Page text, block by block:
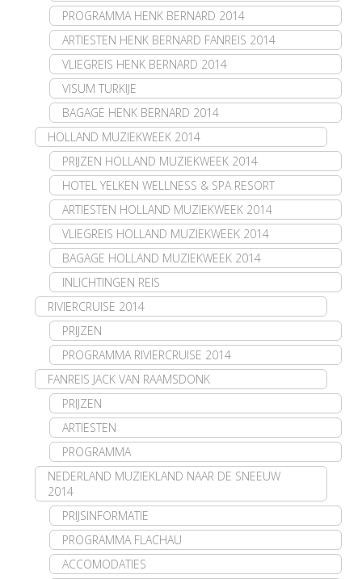
PROGRAMMA HENK BERNARD 2014
ARTIESTEN HENK BERNARD FANREIS 2014
VLIEGREIS HENK BERNARD 2014
VISUM TURKIJE
BAGAGE HENK BERNARD 2014
HOLLAND MUZIEKWEEK 2014
PRIJZEN HOLLAND MUZIEKWEEK 2014
HOTEL YELKEN WELLNESS & SPA RESORT
ARTIESTEN HOLLAND MUZIEKWEEK 2014
VLIEGREIS HOLLAND MUZIEKWEEK 2014
BAGAGE HOLLAND MUZIEKWEEK 2014
INLICHTINGEN REIS
RIVIERCRUISE 2014
PRIJZEN
PROGRAMMA RIVIERCRUISE 2014
FANREIS JACK VAN RAAMSDONK
PRIJZEN
ARTIESTEN
PROGRAMMA
NEDERLAND MUZIEKLAND NAAR DE SNEEUW
2014
PRIJSINFORMATIE
PROGRAMMA FLACHAU
ACCOMODATIES